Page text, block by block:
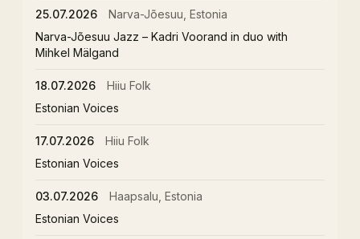
25.07.2026
Narva-Jõesuu, Estonia
Narva-Jõesuu Jazz – Kadri Voorand in duo with
Mihkel Mälgand
18.07.2026
Hiiu Folk
Estonian Voices
17.07.2026
Hiiu Folk
Estonian Voices
03.07.2026
Haapsalu, Estonia
Estonian Voices